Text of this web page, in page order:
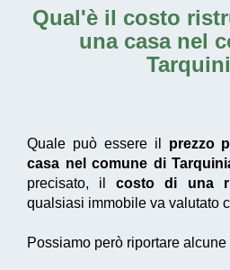
Qual'è il costo
una casa nel
Quale può essere il prezzo
casa nel comune di
precisato, ilcosto di una
qualsiasi immobile va valutato
Possiamo però riportare